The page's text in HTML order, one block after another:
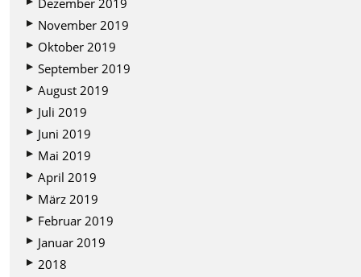
November 2019
Oktober 2019
September 2019
August 2019
Juli 2019
Juni 2019
Mai 2019
April 2019
März 2019
Februar 2019
Januar 2019
2018